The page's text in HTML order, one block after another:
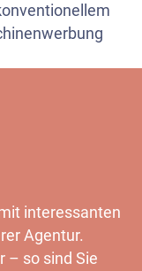
interessanten
Agentur.
– so sind Sie